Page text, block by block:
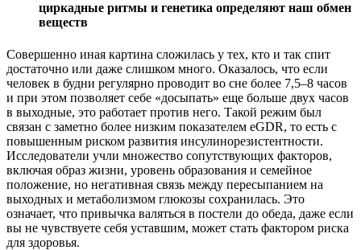
циркадные ритмы и генетика определяют наш обмен
веществ
Совершенно иная картина сложилась у тех, кто и так спит
достаточно или даже слишком много. Оказалось, что если
человек в будни регулярно проводит во сне более 7,5–8 часов
и при этом позволяет себе «досыпать» еще больше двух часов
в выходные, это работает против него. Такой режим был
связан с заметно более низким показателем eGDR, то есть с
повышенным риском развития инсулинорезистентности.
Исследователи учли множество сопутствующих факторов,
включая образ жизни, уровень образования и семейное
положение, но негативная связь между пересыпанием на
выходных и метаболизмом глюкозы сохранилась. Это
означает, что привычка валяться в постели до обеда, даже если
вы не чувствуете себя уставшим, может стать фактором риска
для здоровья.